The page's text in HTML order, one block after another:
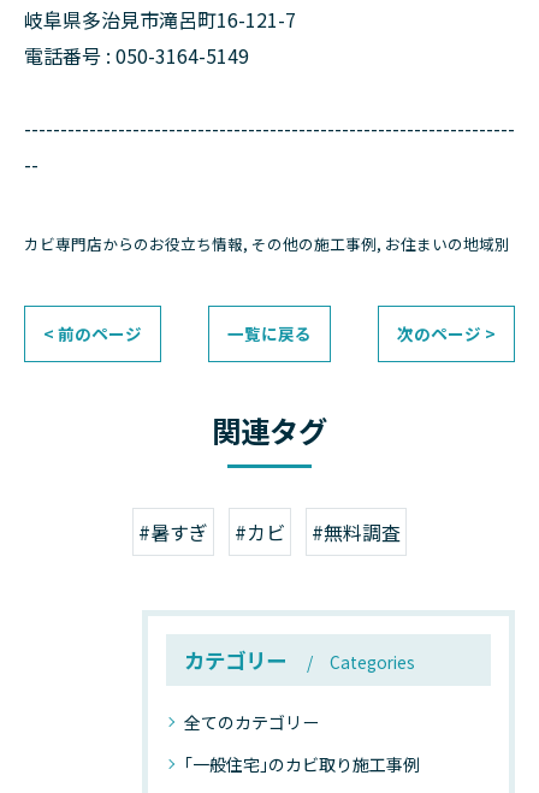
岐阜県多治見市滝呂町16-121-7
電話番号 : 050-3164-5149
--------------------------------------------------------------------
--
カビ専門店からのお役立ち情報 その他の施工事例 お住まいの地域別
< 前のページ 一覧に戻る 次のページ >
関連タグ
#暑すぎ #カビ #無料調査
カテゴリー Categories
全てのカテゴリー
｢一般住宅｣のカビ取り施工事例